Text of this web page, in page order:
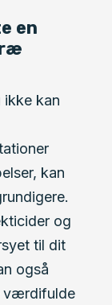
en
ikke kan
kan
og
til dit
også
værdifulde